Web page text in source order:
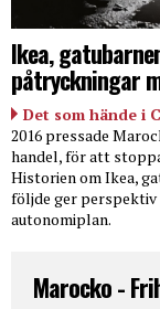
Ikea,
påtryckningar
Det som hände i
2016 pressade
handel, för att
Historien om Ikea,
följde ger perspektiv
autonomiplan.
Marocko -